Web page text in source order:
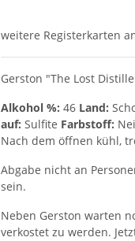
weitere Registerkarten
Gerston "The Lost
Alkohol %: 46 Land:
auf: Sulfite Farbstoff:
Nach dem öffnen kühl,
Abgabe nicht an
sein.
Neben Gerston warten
verkostet zu werden.